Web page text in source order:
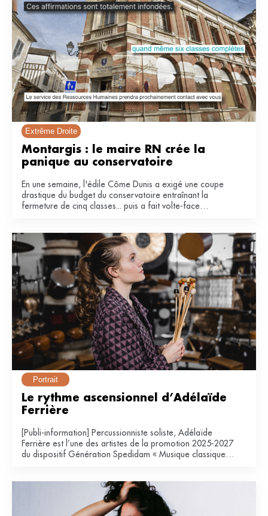
Extrême Droite
Montargis : le maire RN crée la
En une semaine, l'édile Côme Dunis a exigé une coupe
drastique du budget du conservatoire entraînant la
fermeture de cinq classes... puis a fait volte-face
Portrait
Le rythme ascensionnel d’Adélaïde
Ferrière
[Publi-information] Percussionniste soliste, Adélaïde
Ferrière est l’une des artistes de la promotion 2025-2027
du dispositif Génération Spedidam « Musique classique &